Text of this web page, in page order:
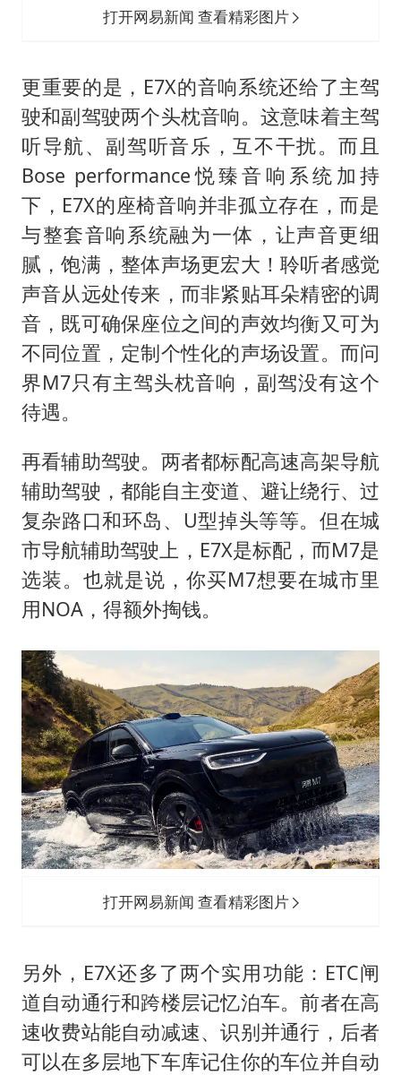
打开网易新闻 查看精彩图片
更重要的是，E7X的音响系统还给了主驾
驶和副驾驶两个头枕音响。这意味着主驾
听导航、副驾听音乐，互不干扰。而且
Bose performance悦臻音响系统加持
下，E7X的座椅音响并非孤立存在，而是
与整套音响系统融为一体，让声音更细
腻，饱满，整体声场更宏大！聆听者感觉
声音从远处传来，而非紧贴耳朵精密的调
音，既可确保座位之间的声效均衡又可为
不同位置，定制个性化的声场设置。而问
界M7只有主驾头枕音响，副驾没有这个
待遇。
再看辅助驾驶。两者都标配高速高架导航
辅助驾驶，都能自主变道、避让绕行、过
复杂路口和环岛、U型掉头等等。但在城
市导航辅助驾驶上，E7X是标配，而M7是
选装。也就是说，你买M7想要在城市里
用NOA，得额外掏钱。
打开网易新闻 查看精彩图片
另外，E7X还多了两个实用功能：ETC闸
道自动通行和跨楼层记忆泊车。前者在高
速收费站能自动减速、识别并通行，后者
可以在多层地下车库记住你的车位并自动